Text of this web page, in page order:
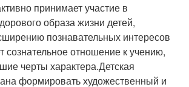
принимает участие в
образа жизни детей,
познавательных интересов
сознательное отношение к учению,
черты характера.Детская
формировать художественный и